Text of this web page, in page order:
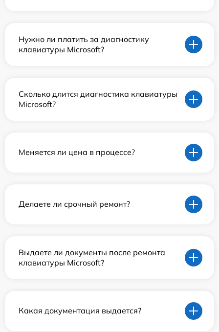
Нужно ли платить за диагностику
клавиатуры Microsoft?
Сколько длится диагностика клавиатуры
Microsoft?
Меняется ли цена в процессе?
Делаете ли срочный ремонт?
Выдаете ли документы после ремонта
клавиатуры Microsoft?
Какая документация выдается?